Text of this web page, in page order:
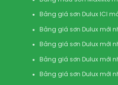
Bảng giá sơn Dulux ICI
Bảng giá sơn Dulux mới
Bảng giá sơn Dulux mới
Bảng giá sơn Dulux mới
Bảng giá sơn Dulux mới